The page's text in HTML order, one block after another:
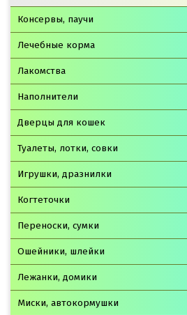
Консервы, паучи
Лечебные корма
Лакомства
Наполнители
Дверцы для кошек
Туалеты, лотки, совки
Игрушки, дразнилки
Когтеточки
Переноски, сумки
Ошейники, шлейки
Лежанки, домики
Миски, автокормушки